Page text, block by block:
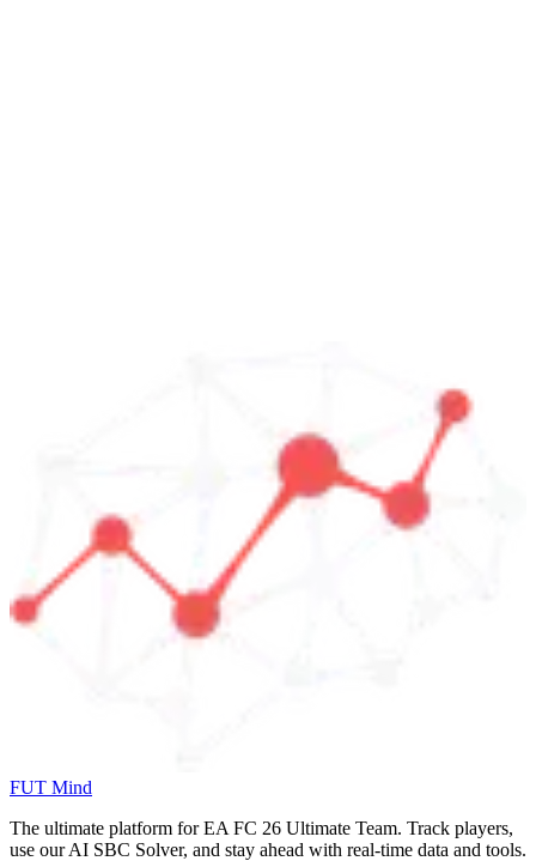
FUT Mind
The ultimate platform for EA FC 26 Ultimate Team. Track players,
use our AI SBC Solver, and stay ahead with real-time data and tools.